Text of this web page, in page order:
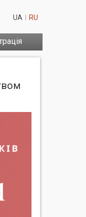
UA RU